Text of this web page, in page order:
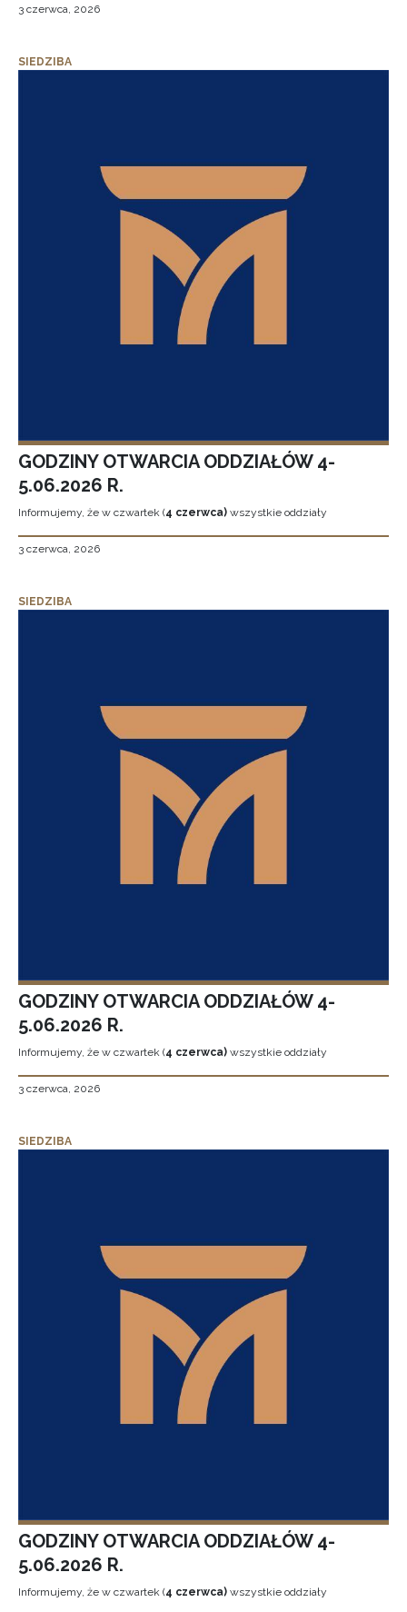
3 czerwca, 2026
SIEDZIBA
GODZINY OTWARCIA ODDZIAŁÓW 4-
5.06.2026 R.
Informujemy, że w czwartek (4 czerwca) wszystkie oddziały
3 czerwca, 2026
SIEDZIBA
GODZINY OTWARCIA ODDZIAŁÓW 4-
5.06.2026 R.
Informujemy, że w czwartek (4 czerwca) wszystkie oddziały
3 czerwca, 2026
SIEDZIBA
GODZINY OTWARCIA ODDZIAŁÓW 4-
5.06.2026 R.
Informujemy, że w czwartek (4 czerwca) wszystkie oddziały